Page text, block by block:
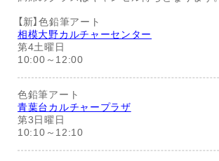
【新】色鉛筆アート
相模大野カルチャーセンター
第4土曜日
10:00～12:00
色鉛筆アート
青葉台カルチャープラザ
第3日曜日
10:10～12:10